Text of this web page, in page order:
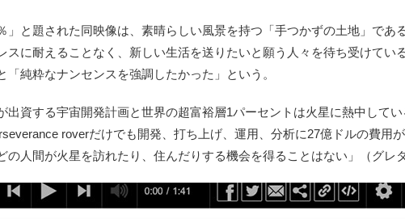
」と題された同映像は、素晴らしい風景を持つ「手つかずの土地」であ
スに耐えることなく、新しい生活を送りたいと願う人々を待ち受けてい
「純粋なナンセンスを強調したかった」という。
出資する宇宙開発計画と世界の超富裕層1パーセントは火星に熱中して
roverだけでも開発、打ち上げ、運用、分析に27億ドルの費用が
の人間が火星を訪れたり、住んだりする機会を得ることはない」（グレタ